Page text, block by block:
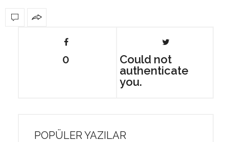
0
Could not
authenticate
you.
POPÜLER YAZILAR